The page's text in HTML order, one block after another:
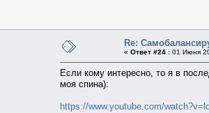
Re:
« Ответ #24 : 01 Июня
Если кому интересно, то я в
моя спина):
https://www.youtube.com/